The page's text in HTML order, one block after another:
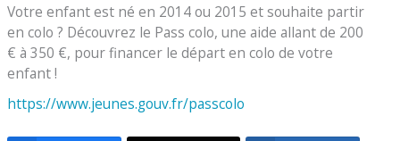
Votre enfant est né en 2014 ou 2015 et souhaite partir
en colo ? Découvrez le Pass colo, une aide allant de 200
€ à 350 €, pour financer le départ en colo de votre
enfant !
https://www.jeunes.gouv.fr/passcolo